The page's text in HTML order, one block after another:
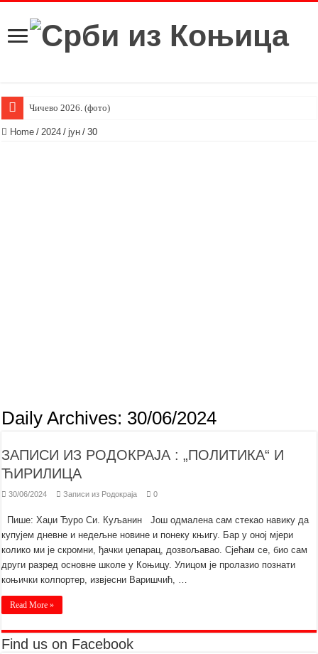
Чичево 2026. (фото)
Home / 2024 / јун / 30
Daily Archives: 30/06/2024
ЗАПИСИ ИЗ РОДОКРАЈА : „ПОЛИТИКА“ И
ЋИРИЛИЦА
30/06/2024 Записи из Родoкраја 0
Пише: Хаџи Ђуро Си. Куљанин Jош одмалена сам стекао навику да
купујем дневне и недељне новине и понеку књигу. Бар у оној мјери
колико ми је скромни, ђачки џепарац, дозвољавао. Сјећам се, био сам
други разред основне школе у Коњицу. Улицом је пролазио познати
коњички колпортер, извјесни Варишчић, …
Read More »
Find us on Facebook